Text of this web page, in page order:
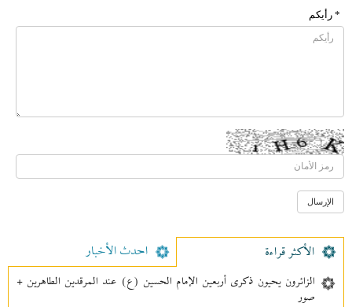
* رأیکم
الأکثر قراءة احدث الأخبار
الزائرون يحيون ذكرى أربعين الإمام الحسين (ع) عند المرقدين الطاهرين +
صور